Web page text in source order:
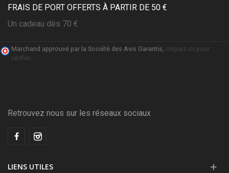
FRAIS DE PORT OFFERTS À PARTIR DE 50 €
Un cadeau dès 70 €
Marchand approuvé par la Société des Avis Garantis, cliquez ici pour
vérifier.
Retrouvez nous sur les réseaux sociaux
LIENS UTILES